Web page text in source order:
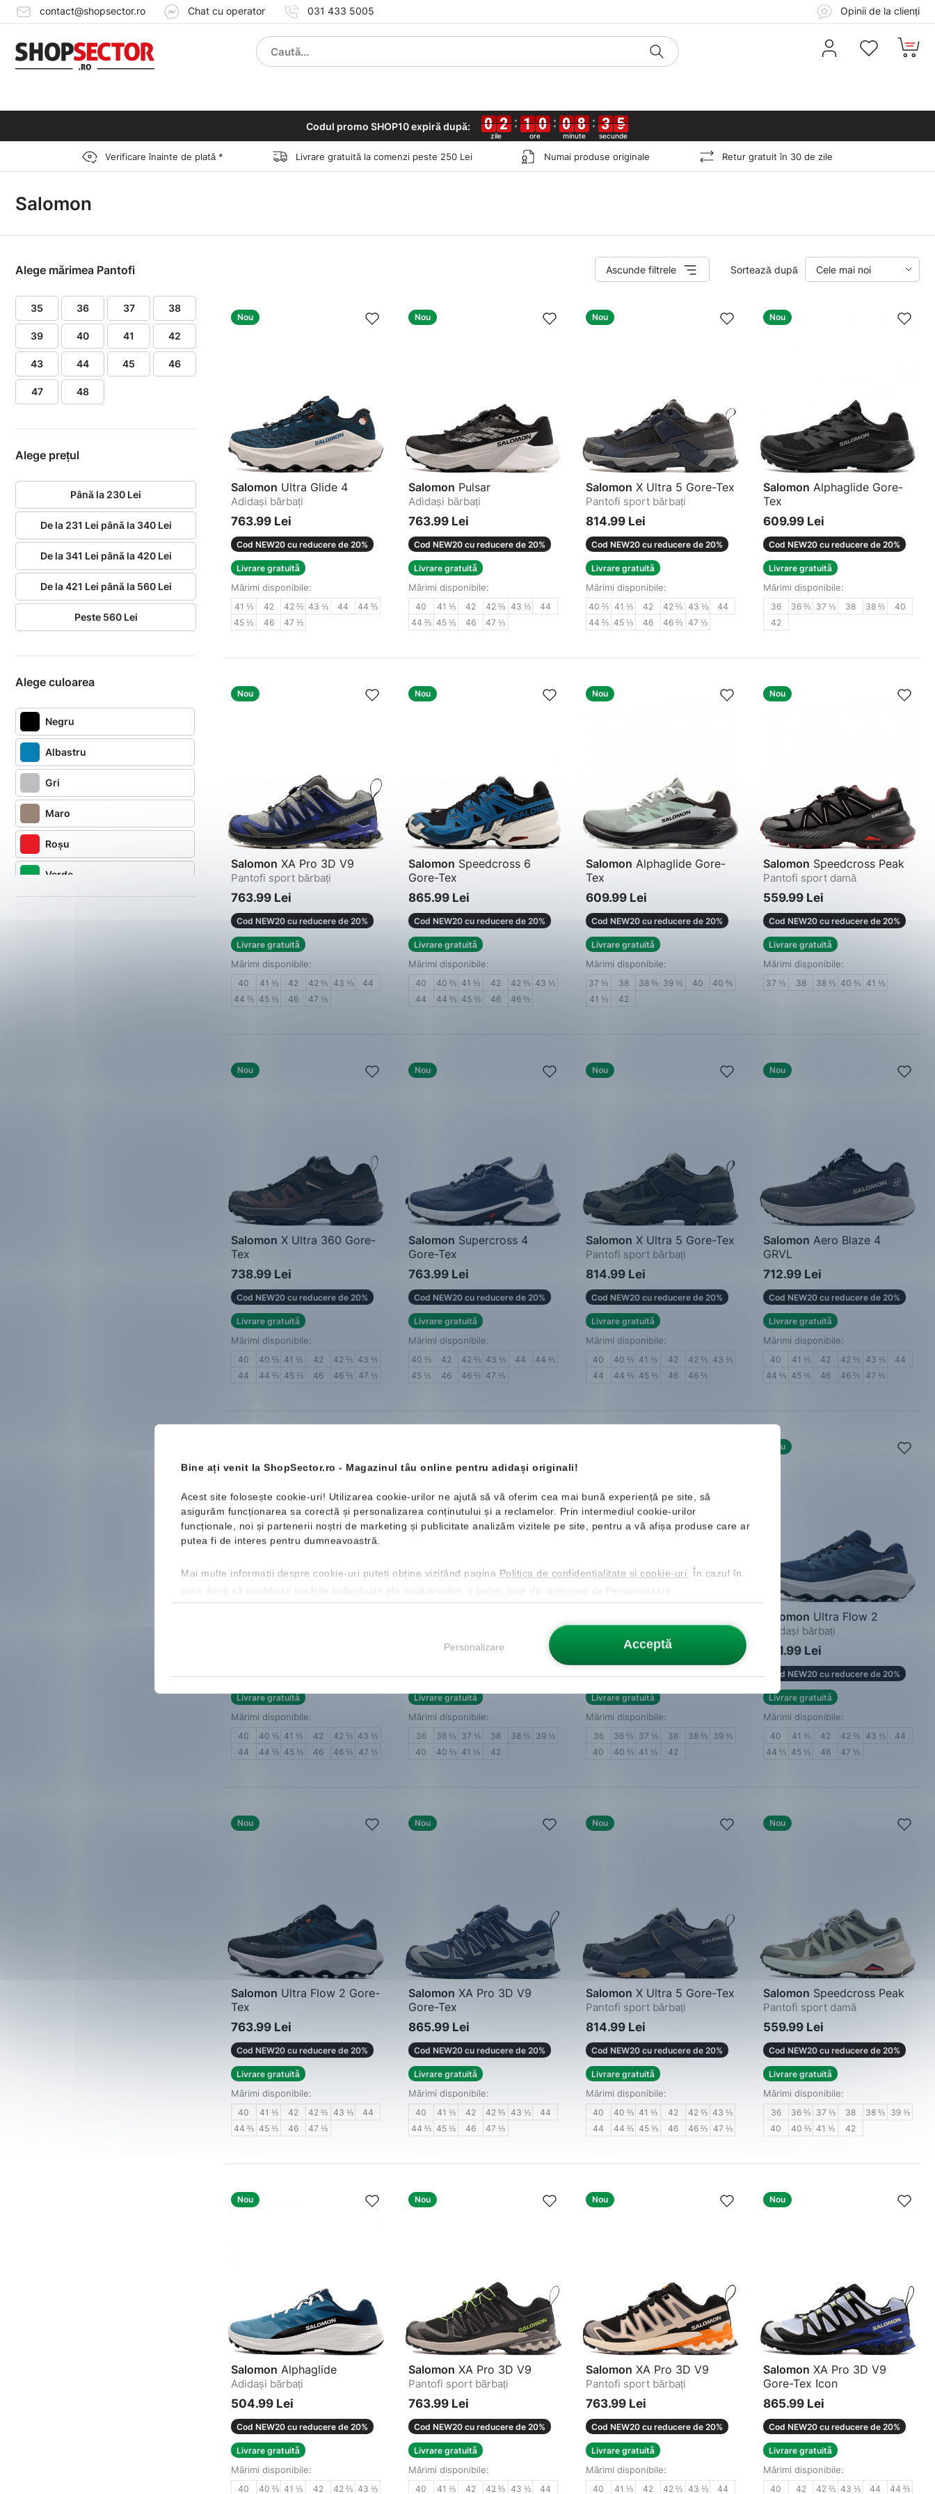
Bine ați venit la ShopSector.ro - Magazinul tâu online pentru adidași originali!
Acest site folosește cookie-uri! Utilizarea cookie-urilor ne ajută să vă oferim cea mai bună experiență pe site, să
asigurăm funcționarea sa corectă și personalizarea conținutului și a reclamelor. Prin intermediul cookie-urilor
funcționale, noi și partenerii noștri de marketing și publicitate analizăm vizitele pe site, pentru a vă afișa produse care ar
putea fi de interes pentru dumneavoastră.
Mai multe informații despre cookie-uri puteți obține vizitând pagina Politica de confidențialitate și cookie-uri . În cazul în
care doriți să modificați setările individuale ale cookie-urilor, o puteți face din opțiunea de Personalizare.
Acceptă
Personalizare
contact@shopsector.ro Chat cu operator 031 433 5005 Opinii de la clienți
Codul promo SHOP10 expiră după: 0
0
0
0 2
2
2
2 1
1
1
1 0
0
0
0 0
0
0
0 8
8
8
8 3
3
3
3 4
4
4
4
Verificare înainte de plată * Livrare gratuită la comenzi peste 250 Lei Numai produse originale Retur gratuit în 30 de zile
Salomon
Alege mărimea Pantofi
35 36 37 38
39 40 41 42
43 44 45 46
47 48
Alege prețul
Până la 230 Lei
De la 231 Lei până la 340 Lei
De la 341 Lei până la 420 Lei
De la 421 Lei până la 560 Lei
Peste 560 Lei
Alege culoarea
Negru
Albastru
Gri
Maro
Roșu
Verde
Ascunde filtrele Sortează după
Nou
Salomon Ultra Glide 4
Adidași bărbați
763.99 Lei
Cod NEW20 cu reducere de 20%
Livrare gratuită
Mărimi disponibile:
41 ⅓ 42 42 ⅔ 43 ⅓ 44
44 ⅔
45 ⅓
46 47 ⅓
Nou
Salomon Pulsar
Adidași bărbați
763.99 Lei
Cod NEW20 cu reducere de 20%
Livrare gratuită
Mărimi disponibile:
40 41 ⅓ 42 42 ⅔ 43 ⅓
44
44 ⅔ 45 ⅓ 46 47 ⅓
Nou
Salomon X Ultra 5 Gore-Tex
Pantofi sport bărbați
814.99 Lei
Cod NEW20 cu reducere de 20%
Livrare gratuită
Mărimi disponibile:
40 ⅔ 41 ⅓ 42 42 ⅔ 43 ⅓
44
44 ⅔ 45 ⅓ 46 46 ⅔ 47 ⅓
Nou
Salomon Alphaglide Gore-
Tex
Adidași damă
609.99 Lei
Cod NEW20 cu reducere de 20%
Livrare gratuită
Mărimi disponibile:
36 36 ⅔ 37 ⅓ 38 38 ⅔
40
42
Nou
Salomon XA Pro 3D V9
Pantofi sport bărbați
763.99 Lei
Cod NEW20 cu reducere de 20%
Livrare gratuită
Mărimi disponibile:
40 41 ⅓ 42 42 ⅔ 43 ⅓
44
44 ⅔ 45 ⅓ 46 47 ⅓
Nou
Salomon Speedcross 6
Gore-Tex
Pantofi sport bărbați
865.99 Lei
Cod NEW20 cu reducere de 20%
Livrare gratuită
Mărimi disponibile:
40 40 ⅔ 41 ⅓ 42 42 ⅔ 43 ⅓
44
44 ⅔ 45 ⅓ 46 46 ⅔
Nou
Salomon Alphaglide Gore-
Tex
Adidași damă
609.99 Lei
Cod NEW20 cu reducere de 20%
Livrare gratuită
Mărimi disponibile:
37 ⅓ 38 38 ⅔ 39 ⅓ 40
40 ⅔
41 ⅓
42
Nou
Salomon Speedcross Peak
Pantofi sport damă
559.99 Lei
Cod NEW20 cu reducere de 20%
Livrare gratuită
Mărimi disponibile:
37 ⅓ 38 38 ⅔ 40 ⅔ 41 ⅓
Nou
Salomon X Ultra 360 Gore-
Tex
Pantofi sport bărbați
738.99 Lei
Cod NEW20 cu reducere de 20%
Livrare gratuită
Mărimi disponibile:
40 40 ⅔ 41 ⅓ 42 42 ⅔ 43 ⅓
44
44 ⅔ 45 ⅓ 46 46 ⅔ 47 ⅓
Nou
Salomon Supercross 4
Gore-Tex
Adidași bărbați
763.99 Lei
Cod NEW20 cu reducere de 20%
Livrare gratuită
Mărimi disponibile:
40 ⅔ 42 42 ⅔ 43 ⅓ 44
44 ⅔
45 ⅓
46 46 ⅔ 47 ⅓
Nou
Salomon X Ultra 5 Gore-Tex
Pantofi sport bărbați
814.99 Lei
Cod NEW20 cu reducere de 20%
Livrare gratuită
Mărimi disponibile:
40 40 ⅔ 41 ⅓ 42 42 ⅔ 43 ⅓
44
44 ⅔ 45 ⅓ 46 46 ⅔
Nou
Salomon Aero Blaze 4
GRVL
Adidași bărbați
712.99 Lei
Cod NEW20 cu reducere de 20%
Livrare gratuită
Mărimi disponibile:
40 41 ⅓ 42 42 ⅔ 43 ⅓
44
44 ⅔ 45 ⅓ 46 46 ⅔ 47 ⅓
Cod NEW20 cu reducere de 20%
Livrare gratuită
Mărimi disponibile:
40 40 ⅔ 41 ⅓ 42 42 ⅔ 43 ⅓
44
44 ⅔ 45 ⅓ 46 46 ⅔ 47 ⅓
Adidași damă
763.99 Lei
Cod NEW20 cu reducere de 20%
Livrare gratuită
Mărimi disponibile:
36 36 ⅔ 37 ⅓ 38 38 ⅔ 39 ⅓
40
40 ⅔ 41 ⅓ 42
Adidași damă
763.99 Lei
Cod NEW20 cu reducere de 20%
Livrare gratuită
Mărimi disponibile:
36 36 ⅔ 37 ⅓ 38 38 ⅔ 39 ⅓
40
40 ⅔ 41 ⅓ 42
Nou
Salomon Ultra Flow 2
Adidași bărbați
661.99 Lei
Cod NEW20 cu reducere de 20%
Livrare gratuită
Mărimi disponibile:
40 41 ⅓ 42 42 ⅔ 43 ⅓
44
44 ⅔ 45 ⅓ 46 47 ⅓
Nou
Salomon Ultra Flow 2 Gore-
Tex
Adidași bărbați
763.99 Lei
Cod NEW20 cu reducere de 20%
Livrare gratuită
Mărimi disponibile:
40 41 ⅓ 42 42 ⅔ 43 ⅓
44
44 ⅔ 45 ⅓ 46 47 ⅓
Nou
Salomon XA Pro 3D V9
Gore-Tex
Pantofi sport bărbați
865.99 Lei
Cod NEW20 cu reducere de 20%
Livrare gratuită
Mărimi disponibile:
40 41 ⅓ 42 42 ⅔ 43 ⅓
44
44 ⅔ 45 ⅓ 46 47 ⅓
Nou
Salomon X Ultra 5 Gore-Tex
Pantofi sport bărbați
814.99 Lei
Cod NEW20 cu reducere de 20%
Livrare gratuită
Mărimi disponibile:
40 40 ⅔ 41 ⅓ 42 42 ⅔ 43 ⅓
44
44 ⅔ 45 ⅓ 46 46 ⅔ 47 ⅓
Nou
Salomon Speedcross Peak
Pantofi sport damă
559.99 Lei
Cod NEW20 cu reducere de 20%
Livrare gratuită
Mărimi disponibile:
36 36 ⅔ 37 ⅓ 38 38 ⅔ 39 ⅓
40
40 ⅔ 41 ⅓ 42
Nou
Salomon Alphaglide
Adidași bărbați
504.99 Lei
Cod NEW20 cu reducere de 20%
Livrare gratuită
Mărimi disponibile:
40 40 ⅔ 41 ⅓ 42 42 ⅔ 43 ⅓
Nou
Salomon XA Pro 3D V9
Pantofi sport bărbați
763.99 Lei
Cod NEW20 cu reducere de 20%
Livrare gratuită
Mărimi disponibile:
40 41 ⅓ 42 42 ⅔ 43 ⅓ 44
Nou
Salomon XA Pro 3D V9
Pantofi sport bărbați
763.99 Lei
Cod NEW20 cu reducere de 20%
Livrare gratuită
Mărimi disponibile:
40 41 ⅓ 42 42 ⅔ 43 ⅓ 44
Nou
Salomon XA Pro 3D V9
Gore-Tex Icon
Pantofi sport bărbați
865.99 Lei
Cod NEW20 cu reducere de 20%
Livrare gratuită
Mărimi disponibile:
40 42 42 ⅔ 43 ⅓ 44 44 ⅔